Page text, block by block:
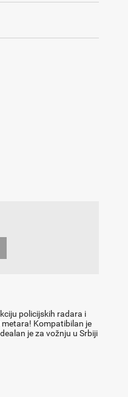
policijskih radara i
Kompatibilan je
je za vožnju u Srbiji